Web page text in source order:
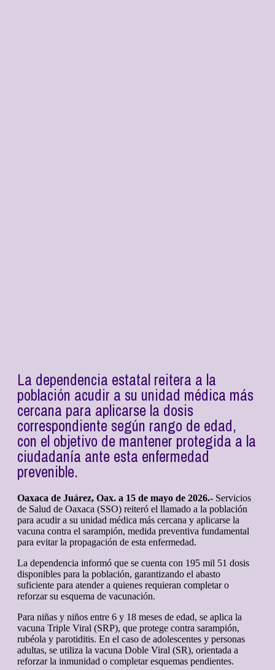
La dependencia estatal reitera a la
población acudir a su unidad médica más
cercana para aplicarse la dosis
correspondiente según rango de edad,
con el objetivo de mantener protegida a la
ciudadanía ante esta enfermedad
prevenible.
Oaxaca de Juárez, Oax. a 15 de mayo de 2026.- Servicios
de Salud de Oaxaca (SSO) reiteró el llamado a la población
para acudir a su unidad médica más cercana y aplicarse la
vacuna contra el sarampión, medida preventiva fundamental
para evitar la propagación de esta enfermedad.
La dependencia informó que se cuenta con 195 mil 51 dosis
disponibles para la población, garantizando el abasto
suficiente para atender a quienes requieran completar o
reforzar su esquema de vacunación.
Para niñas y niños entre 6 y 18 meses de edad, se aplica la
vacuna Triple Viral (SRP), que protege contra sarampión,
rubéola y parotiditis. En el caso de adolescentes y personas
adultas, se utiliza la vacuna Doble Viral (SR), orientada a
reforzar la inmunidad o completar esquemas pendientes.